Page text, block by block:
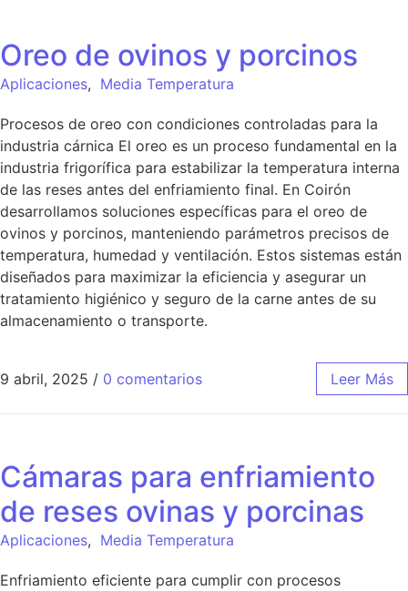
Oreo de ovinos y porcinos
Aplicaciones, Media Temperatura
Procesos de oreo con condiciones controladas para la
industria cárnica El oreo es un proceso fundamental en la
industria frigorífica para estabilizar la temperatura interna
de las reses antes del enfriamiento final. En Coirón
desarrollamos soluciones específicas para el oreo de
ovinos y porcinos, manteniendo parámetros precisos de
temperatura, humedad y ventilación. Estos sistemas están
diseñados para maximizar la eficiencia y asegurar un
tratamiento higiénico y seguro de la carne antes de su
almacenamiento o transporte.
9 abril, 2025 / 0 comentarios Leer Más
Cámaras para enfriamiento
de reses ovinas y porcinas
Aplicaciones, Media Temperatura
Enfriamiento eficiente para cumplir con procesos